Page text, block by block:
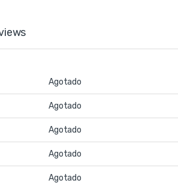
Agotado
Agotado
Agotado
Agotado
Agotado